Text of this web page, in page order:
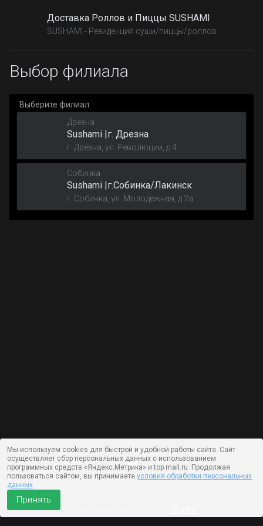
Доставка Роллов и Пиццы SUSHAMI
SUSHAMI - Резиденция суши/пиццы/роллов
Выбор филиала
Выберите филиал:
Дрезна
Sushami |г. Дрезна
г. Дрезна, ул. Революции, д.4
Собинка
Sushami |г.Собинка/Лакинск
г. Собинка, ул. Молодежная, д.2а
Мы используем cookies для быстрой и удобной работы сайта. Сайт
осуществляет сбор персональных данных с использованием
программных средств «Яндекс.Метрика» и top.mail.ru. Продолжая
пользоваться сайтом, вы принимаете условия обработки персональных
данных
Принять